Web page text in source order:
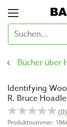
Bücher über
Identifying
R. Bruce
Produktnummer: